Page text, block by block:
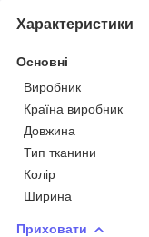
Характеристики
Основні
Виробник
Країна виробник
Довжина
Тип тканини
Колір
Ширина
Приховати